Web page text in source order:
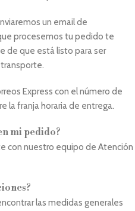
un email de
procesemos tu pedido te
de que está listo para ser
Express con el número de
la franja horaria de entrega.
mi pedido?
con nuestro equipo de Atención
las medidas generales